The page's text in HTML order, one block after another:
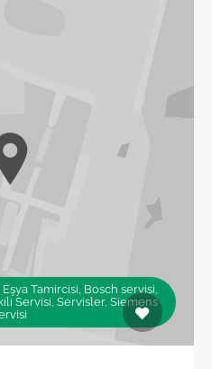
Tamircisi, Bosch servisi,
Servisi, Servisler, Siemens